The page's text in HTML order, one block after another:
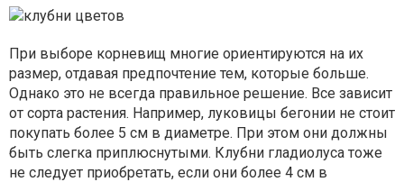
При выборе корневищ многие ориентируются на их
размер, отдавая предпочтение тем, которые больше.
Однако это не всегда правильное решение. Все зависит
от сорта растения. Например, луковицы бегонии не стоит
покупать более 5 см в диаметре. При этом они должны
быть слегка приплюснутыми. Клубни гладиолуса тоже
не следует приобретать, если они более 4 см в